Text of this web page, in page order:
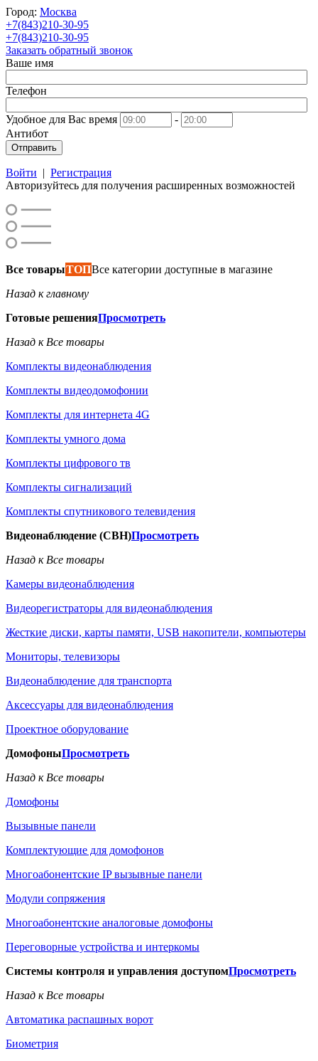
Город: Москва
+7(843)210-30-95
+7(843)210-30-95
Заказать обратный звонок
Ваше имя
Телефон
Удобное для Вас время
-
Антибот
Отправить
Войти | Регистрация
Авторизуйтесь для получения расширенных возможностей
Все товарыТОПВсе категории доступные в магазине
Назад к главному
Готовые решенияПросмотреть
Назад к Все товары
Комплекты видеонаблюдения
Комплекты видеодомофонии
Комплекты для интернета 4G
Комплекты умного дома
Комплекты цифрового тв
Комплекты сигнализаций
Комплекты спутникового телевидения
Видеонаблюдение (СВН)Просмотреть
Назад к Все товары
Камеры видеонаблюдения
Видеорегистраторы для видеонаблюдения
Жесткие диски, карты памяти, USB накопители, компьютеры
Мониторы, телевизоры
Видеонаблюдение для транспорта
Аксессуары для видеонаблюдения
Проектное оборудование
ДомофоныПросмотреть
Назад к Все товары
Домофоны
Вызывные панели
Комплектующие для домофонов
Многоабонентские IP вызывные панели
Модули сопряжения
Многоабонентские аналоговые домофоны
Переговорные устройства и интеркомы
Системы контроля и управления доступомПросмотреть
Назад к Все товары
Автоматика распашных ворот
Биометрия